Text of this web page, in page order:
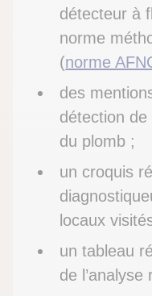
détecteur à
norme
(norme
des
détection
du plomb ;
un croquis
locaux
un tableau
de l’analyse